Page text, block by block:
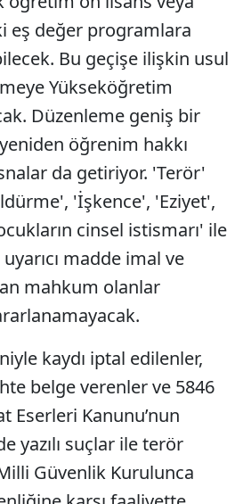
eş değer programlara
Bu geçişe ilişkin usul
Yükseköğretim
Düzenleme geniş bir
öğrenim hakkı
da getiriyor. 'Terör'
'İşkence', 'Eziyet',
cinsel istismarı' ile
madde imal ve
mahkum olanlar
kaydı iptal edilenler,
belge verenler ve 5846
Eserleri Kanunu’nun
yazılı suçlar ile terör
Güvenlik Kurulunca